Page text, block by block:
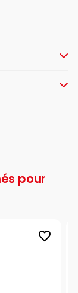
pour
favorite_border